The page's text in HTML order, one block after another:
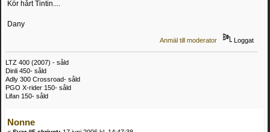
Kör hårt Tintin....
Dany
Anmäl till moderator Loggat
LTZ 400 (2007) - såld
Dinli 450- såld
Adly 300 Crossroad- såld
PGO X-rider 150- såld
Lifan 150- såld
Nonne